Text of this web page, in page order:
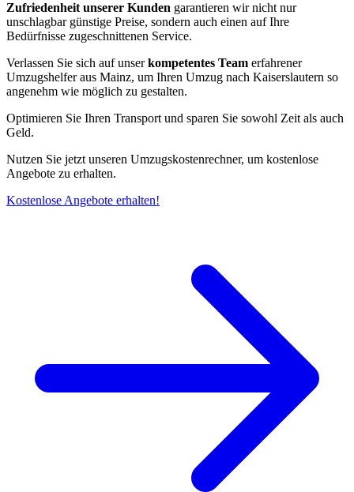
Zufriedenheit unserer Kunden garantieren wir nicht nur
unschlagbar günstige Preise, sondern auch einen auf Ihre
Bedürfnisse zugeschnittenen Service.
Verlassen Sie sich auf unserkompetentes Team erfahrener
Umzugshelfer aus Mainz, um Ihren Umzug nach Kaiserslautern so
angenehm wie möglich zu gestalten.
Optimieren Sie Ihren Transport und sparen Sie sowohl Zeit als auch
Geld.
Nutzen Sie jetzt unseren Umzugskostenrechner, um kostenlose
Angebote zu erhalten.
Kostenlose Angebote erhalten!